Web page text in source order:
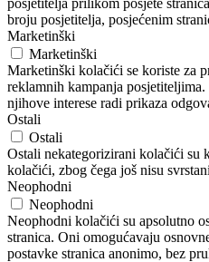
broju posjetitelja, posjećenim
Marketinški
Marketinški
Marketinški kolačići se koriste za
reklamnih kampanja
njihove interese radi prikaza
Ostali
Ostali
Ostali nekategorizirani kolačići su
kolačići, zbog čega još nisu
Neophodni
Neophodni
Neophodni kolačići su apsolutno
stranica. Oni omogućavaju
postavke stranica anonimo, bez